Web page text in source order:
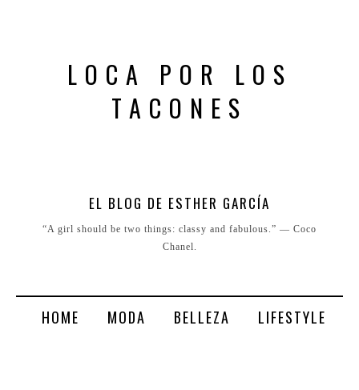
LOCA POR LOS
TACONES
EL BLOG DE ESTHER GARCÍA
“A girl should be two things: classy and fabulous.” ― Coco
Chanel.
HOME MODA BELLEZA LIFESTYLE